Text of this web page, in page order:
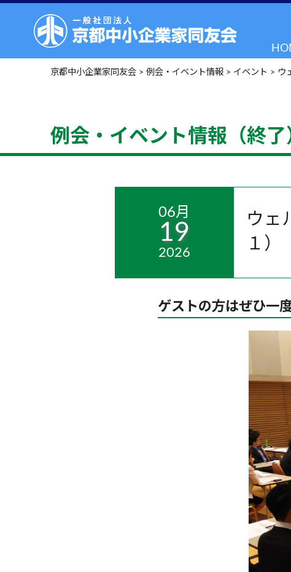
京都中小企業家同友会 > 例会・イベント情報 > イベント > ウ
例会・イベント情報（終了
06月
19
2026
ウェ
１）
ゲストの方はぜひ一